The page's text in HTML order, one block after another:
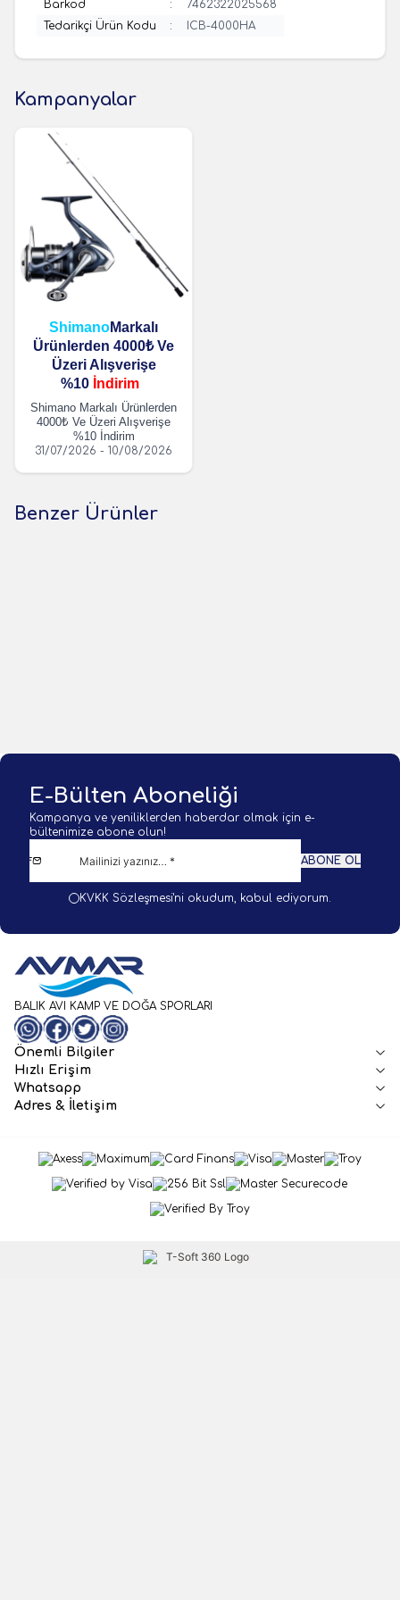
Barkod
:
7462322025568
Tedarikçi Ürün Kodu
: ICB-4000HA
Kampanyalar
ShimanoMarkalı
Ürünlerden 4000₺ Ve
Üzeri Alışverişe
%10 İndirim
Shimano Markalı Ürünlerden
4000₺ Ve Üzeri Alışverişe
%10 İndirim
31/07/2026 - 10/08/2026
Benzer Ürünler
E-Bülten Aboneliği
Kampanya ve yeniliklerden haberdar olmak için e-
bültenimize abone olun!
ABONE OL
KVKK Sözleşmesi'ni okudum, kabul ediyorum.
BALIK AVI KAMP VE DOĞA SPORLARI
WhatsApp
Facebook
TwitterInstagram
Önemli Bilgiler
Hızlı Erişim
Whatsapp
Adres & İletişim